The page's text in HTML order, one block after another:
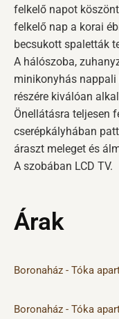
felkelő napot
felkelő nap a korai
becsukott spaletták
A hálószoba,
minikonyhás nappali
részére kiválóan
Önellátásra teljesen
cserépkályhában
áraszt meleget és
A szobában LCD TV.
Árak
Boronaház - Tóka
Boronaház - Tóka